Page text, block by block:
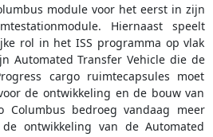
module voor het eerst in zijn
Hiernaast speelt
rol in het ISS programma op vlak
Automated Transfer Vehicle die de
cargo ruimtecapsules moet
de ontwikkeling en de bouw van
Columbus bedroeg vandaag meer
ontwikkeling van de Automated